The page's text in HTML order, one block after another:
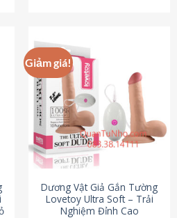
Giảm giá!
Dương Vật Giả Gắn Tường
Lovetoy Ultra Soft – Trải
Nghiệm Đỉnh Cao